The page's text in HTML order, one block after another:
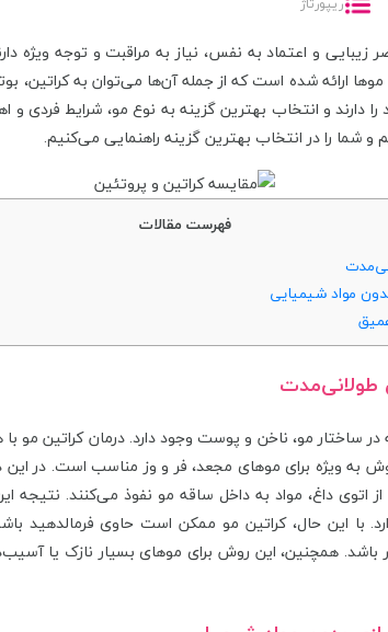
زیبایی و اعتماد به نفس، نیاز به مراقبت و توجه ویژه
ارائه شده است که از جمله آن‌ها می‌توان به کراتین،
دارند و انتخاب بهترین گزینه به نوع مو، شرایط فردی و
شما را در انتخاب بهترین گزینه راهنمایی می‌کنیم.
فهرست مقالات
مواد شیمیایی
ساختار مو، ناخن و پوست وجود دارد. درمان کراتین
ویژه برای موهای مجعد، فر و وز مناسب است. در این
داغ، مواد به داخل ساقه مو نفوذ می‌کنند. نتیجه
ماندگاری دارد. با این حال، کراتین مو ممکن است حاوی
همچنین، این روش برای موهای بسیار نازک یا